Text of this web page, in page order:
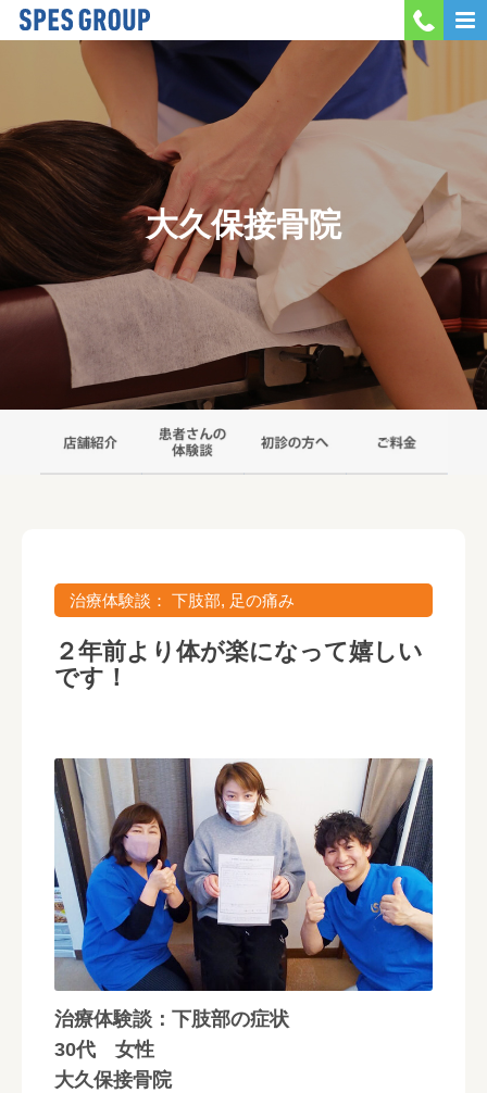
MENU
会社案内
当院紹介
採用情報
お問い合わせ
大久保接骨院
下肢部, 足の痛み
２年前より体が楽になって嬉しい
です！
治療体験談：下肢部の症状
30代 女性
大久保接骨院